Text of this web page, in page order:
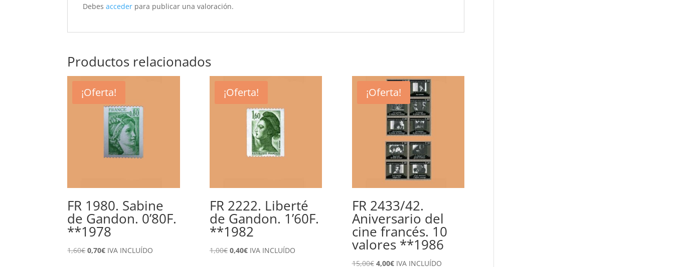
Debesacceder para publicar una valoración.
Productos relacionados
¡Oferta!
FR 1980. Sabine
de Gandon. 0’80F.
**1978
1,60€El
0,70€ElIVA INCLUÍDO
¡Oferta!
FR 2222. Liberté
de Gandon. 1’60F.
**1982
1,00€ El
0,40€ElIVA INCLUÍDO
¡Oferta!
FR 2433/42.
Aniversario del
cine francés. 10
valores **1986
15,00€ El
4,00€ElIVA INCLUÍDO